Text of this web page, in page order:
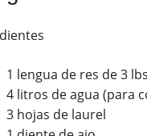
1 lengua de res de 3
4 litros de agua (para
3 hojas de laurel